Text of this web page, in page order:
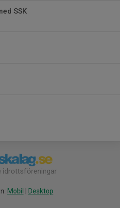
SSK
idrottsföreningar
Mobil | Desktop